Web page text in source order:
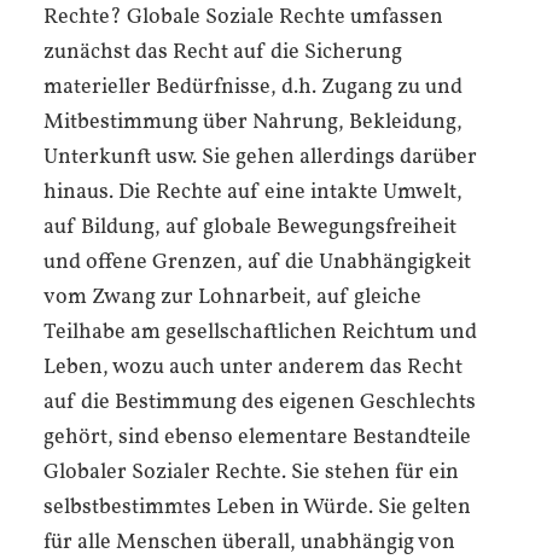
Rechte? Globale Soziale Rechte umfassen
zunächst das Recht auf die Sicherung
materieller Bedürfnisse, d.h. Zugang zu und
Mitbestimmung über Nahrung, Bekleidung,
Unterkunft usw. Sie gehen allerdings darüber
hinaus. Die Rechte auf eine intakte Umwelt,
auf Bildung, auf globale Bewegungsfreiheit
und offene Grenzen, auf die Unabhängigkeit
vom Zwang zur Lohnarbeit, auf gleiche
Teilhabe am gesellschaftlichen Reichtum und
Leben, wozu auch unter anderem das Recht
auf die Bestimmung des eigenen Geschlechts
gehört, sind ebenso elementare Bestandteile
Globaler Sozialer Rechte. Sie stehen für ein
selbstbestimmtes Leben in Würde. Sie gelten
für alle Menschen überall, unabhängig von